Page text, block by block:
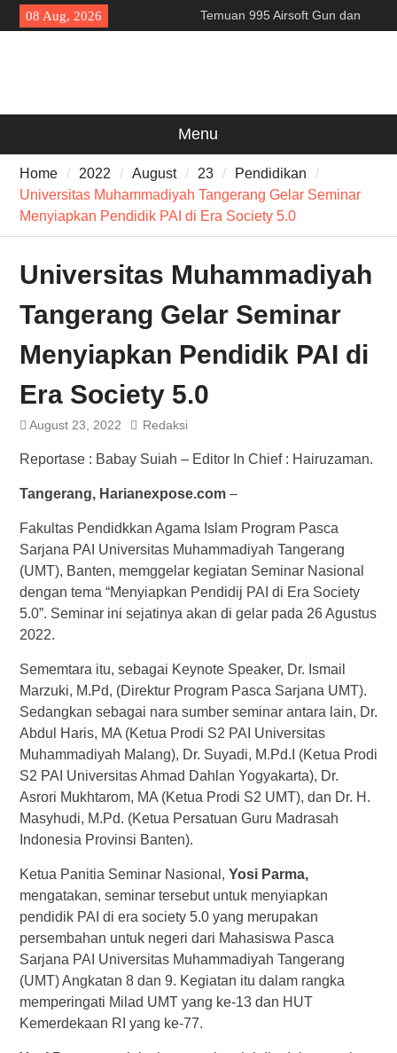
Skip
to
08 Aug, 2026
Temuan 995 Airsoft Gun dan
Narkoba di Sekolah Kebayoran
Masyarakat”
Menu
Home 2022 August 23
Pendidikan
Universitas Muhammadiyah Tangerang Gelar Seminar
Menyiapkan Pendidik PAI di Era Society 5.0
Universitas Muhammadiyah
Tangerang Gelar Seminar
Menyiapkan Pendidik PAI di
Era Society 5.0
August 23, 2022 Redaksi
Reportase : Babay Suiah – Editor In Chief : Hairuzaman.
Tangerang, Harianexpose.com–
Fakultas Pendidkkan Agama Islam Program Pasca
Sarjana PAI Universitas Muhammadiyah Tangerang
(UMT), Banten, memggelar kegiatan Seminar Nasional
dengan tema “Menyiapkan Pendidij PAI di Era Society
5.0”. Seminar ini sejatinya akan di gelar pada 26 Agustus
2022.
Sememtara itu, sebagai Keynote Speaker, Dr. Ismail
Marzuki, M.Pd, (Direktur Program Pasca Sarjana UMT).
Sedangkan sebagai nara sumber seminar antara lain, Dr.
Abdul Haris, MA (Ketua Prodi S2 PAI Universitas
Muhammadiyah Malang), Dr. Suyadi, M.Pd.I (Ketua Prodi
S2 PAI Universitas Ahmad Dahlan Yogyakarta), Dr.
Asrori Mukhtarom, MA (Ketua Prodi S2 UMT), dan Dr. H.
Masyhudi, M.Pd. (Ketua Persatuan Guru Madrasah
Indonesia Provinsi Banten).
Ketua Panitia Seminar Nasional, Yosi Parma,
mengatakan, seminar tersebut untuk menyiapkan
pendidik PAI di era society 5.0 yang merupakan
persembahan untuk negeri dari Mahasiswa Pasca
Sarjana PAI Universitas Muhammadiyah Tangerang
(UMT) Angkatan 8 dan 9. Kegiatan itu dalam rangka
memperingati Milad UMT yang ke-13 dan HUT
Kemerdekaan RI yang ke-77.